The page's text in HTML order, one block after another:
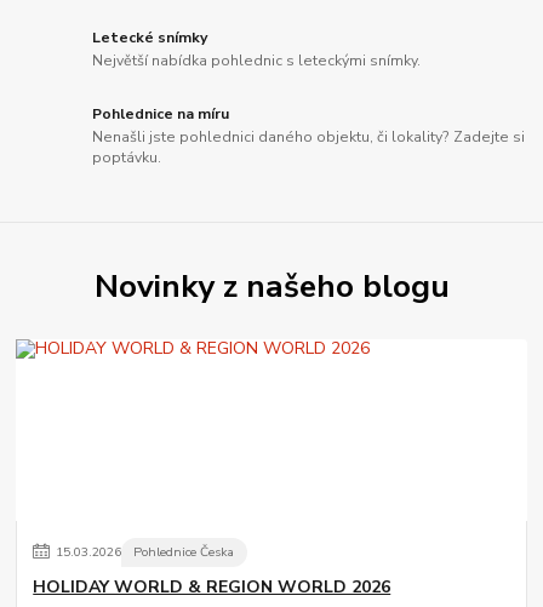
Letecké snímky
Největší nabídka pohlednic s leteckými snímky.
Pohlednice na míru
Nenašli jste pohlednici daného objektu, či lokality? Zadejte si
poptávku.
Novinky z našeho blogu
15.03.2026 Pohlednice Česka
HOLIDAY WORLD & REGION WORLD 2026